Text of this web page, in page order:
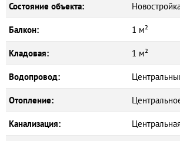
Состояние объекта:
Балкон: 1 м²
Кладовая: 1 м²
Водопровод:
Отопление:
Канализация: